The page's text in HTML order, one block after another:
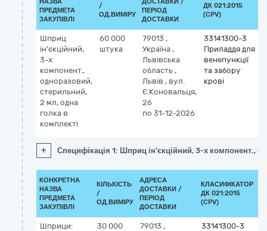
ПРЕДМЕТА
ЗАКУПІВЛІ
/
ОД.ВИМІРУ
ПЕРІОД
ДОСТАВКИ
ДК 021:2015
(CPV)
Шприц
ін'єкційний,
3-х
компонент.,
одноразовий,
стерильний,
2 мл, одна
голка в
комплекті
60 000
штука
79013 ,
Україна ,
Львівська
область ,
Львів , вул.
Є.Коновальця,
26
по 31-12-2026
33141300-3
Приладдя для
венепункції
та забору
крові
+ Специфікація 1: Шприц ін'єкційний, 3-х компонент.,
КОНКРЕТНА
НАЗВА
ПРЕДМЕТА
ЗАКУПІВЛІ
КІЛЬКІСТЬ
/
ОД.ВИМІРУ
АДРЕСА
ДОСТАВКИ /
ПЕРІОД
ДОСТАВКИ
КЛАСИФІКАТОР
ДК 021:2015
(CPV)
Шприци:
30 000
79013 ,
33141300-3